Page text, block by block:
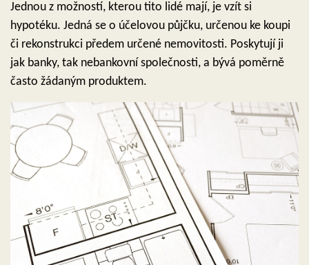
Jednou z možností, kterou tito lidé mají, je vzít si
hypotéku. Jedná se o účelovou půjčku, určenou ke koupi
či rekonstrukci předem určené nemovitosti. Poskytují ji
jak banky, tak nebankovní společnosti, a bývá poměrně
často žádaným produktem.